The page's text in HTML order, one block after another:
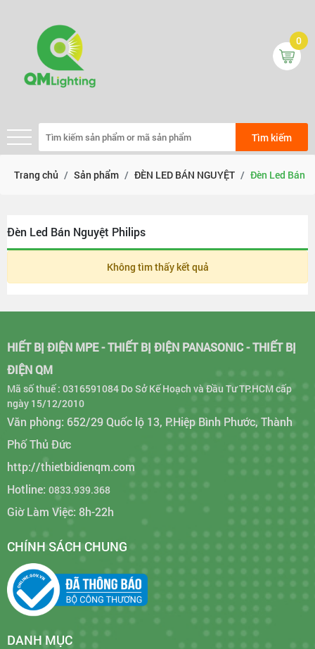
Tìm kiếm
0
Trang chủ Sản phẩm ĐÈN LED BÁN NGUYỆT Đèn Led Bán
Đèn Led Bán Nguyệt Philips
Không tìm thấy kết quả
HIẾT BỊ ĐIỆN MPE - THIẾT BỊ ĐIỆN PANASONIC - THIẾT BỊ
ĐIỆN QM
Mã số thuế : 0316591084 Do Sở Kế Hoạch và Đầu Tư TP.HCM cấp
ngày 15/12/2010
Văn phòng: 652/29 Quốc lộ 13, P.Hiệp Bình Phước, Thành
Phố Thủ Đức
http://thietbidienqm.com
Hotline: 0833.939.368
Giờ Làm Việc: 8h-22h
CHÍNH SÁCH CHUNG
DANH MỤC